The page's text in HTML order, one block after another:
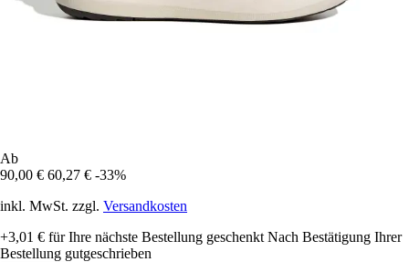
Ab
90,00 € 60,27 € -33%
inkl. MwSt. zzgl. Versandkosten
+3,01 € für Ihre nächste Bestellung geschenkt Nach Bestätigung Ihrer
Bestellung gutgeschrieben